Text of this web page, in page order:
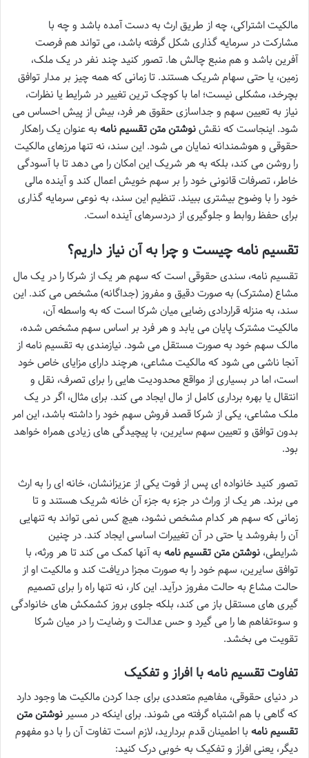
مالکیت اشتراکی، چه از طریق ارث به دست آمده باشد و چه با
مشارکت در سرمایه گذاری شکل گرفته باشد، می تواند هم فرصت
آفرین باشد و هم منبع چالش ها. تصور کنید چند نفر در یک ملک،
زمین، یا حتی سهام شریک هستند. تا زمانی که همه چیز بر مدار توافق
بچرخد، مشکلی نیست؛ اما با کوچک ترین تغییر در شرایط یا نظرات،
نیاز به تعیین سهم و جداسازی حقوق هر فرد، بیش از پیش احساس می
شود. اینجاست که نقشنوشتن متن تقسیم نامه به عنوان یک راهکار
حقوقی و هوشمندانه نمایان می شود. این سند، نه تنها مرزهای مالکیت
را روشن می کند، بلکه به هر شریک این امکان را می دهد تا با آسودگی
خاطر، تصرفات قانونی خود را بر سهم خویش اعمال کند و آینده مالی
خود را با وضوح بیشتری ببیند. تنظیم این سند، به نوعی سرمایه گذاری
برای حفظ روابط و جلوگیری از دردسرهای آینده است.
تقسیم نامه چیست و چرا به آن نیاز داریم؟
تقسیم نامه، سندی حقوقی است که سهم هر یک از شرکا را در یک مال
مشاع (مشترک) به صورت دقیق و مفروز (جداگانه) مشخص می کند. این
سند، به منزله قراردادی رضایی میان شرکا است که به واسطه آن،
مالکیت مشترک پایان می یابد و هر فرد بر اساس سهم مشخص شده،
مالک سهم خود به صورت مستقل می شود. نیازمندی به تقسیم نامه از
آنجا ناشی می شود که مالکیت مشاعی، هرچند دارای مزایای خاص خود
است، اما در بسیاری از مواقع محدودیت هایی را برای تصرف، نقل و
انتقال یا بهره برداری کامل از مال ایجاد می کند. برای مثال، اگر در یک
ملک مشاعی، یکی از شرکا قصد فروش سهم خود را داشته باشد، این امر
بدون توافق و تعیین سهم سایرین، با پیچیدگی های زیادی همراه خواهد
بود.
تصور کنید خانواده ای پس از فوت یکی از عزیزانشان، خانه ای را به ارث
می برند. هر یک از وراث در جزء به جزء آن خانه شریک هستند و تا
زمانی که سهم هر کدام مشخص نشود، هیچ کس نمی تواند به تنهایی
آن را بفروشد یا حتی در آن تغییرات اساسی ایجاد کند. در چنین
شرایطی، نوشتن متن تقسیم نامه به آنها کمک می کند تا هر ورثه، با
توافق سایرین، سهم خود را به صورت مجزا دریافت کند و مالکیت او از
حالت مشاع به حالت مفروز درآید. این کار، نه تنها راه را برای تصمیم
گیری های مستقل باز می کند، بلکه جلوی بروز کشمکش های خانوادگی
و سوءتفاهم ها را می گیرد و حس عدالت و رضایت را در میان شرکا
تقویت می بخشد.
تفاوت تقسیم نامه با افراز و تفکیک
در دنیای حقوقی، مفاهیم متعددی برای جدا کردن مالکیت ها وجود دارد
که گاهی با هم اشتباه گرفته می شوند. برای اینکه در مسیر نوشتن متن
تقسیم نامه با اطمینان قدم بردارید، لازم است تفاوت آن را با دو مفهوم
دیگر، یعنی افراز و تفکیک به خوبی درک کنید: